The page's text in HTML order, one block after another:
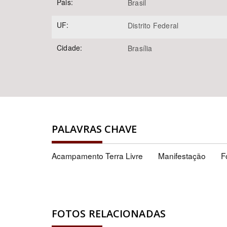
Pais: Brasil
UF: Distrito Federal
Cidade: Brasília
PALAVRAS CHAVE
Acampamento Terra Livre Manifestação
FOTOS RELACIONADAS